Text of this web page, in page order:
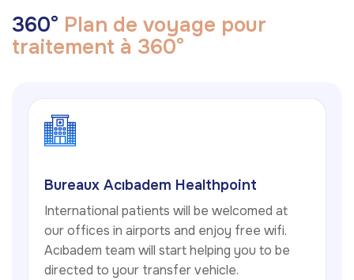
360° Plan de voyage pour
traitement à 360°
Bureaux Acıbadem Healthpoint
International patients will be welcomed at
our offices in airports and enjoy free wifi.
Acıbadem team will start helping you to be
directed to your transfer vehicle.